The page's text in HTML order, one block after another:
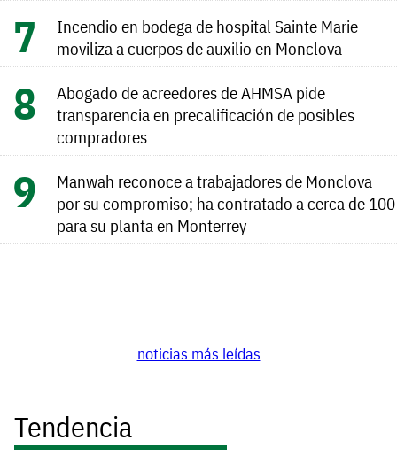
Incendio en bodega de hospital Sainte Marie
moviliza a cuerpos de auxilio en Monclova
Abogado de acreedores de AHMSA pide
transparencia en precalificación de posibles
compradores
Manwah reconoce a trabajadores de Monclova
por su compromiso; ha contratado a cerca de 100
para su planta en Monterrey
noticias más leídas
Tendencia